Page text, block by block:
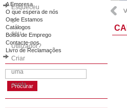
Esqueceu
o
seu
Utilizador?
Criar
uma
conta
A Empresa
O que espera de nós
Onde Estamos
Catálogos
Bolsa de Emprego
Contacte-nos
Livro de Reclamações